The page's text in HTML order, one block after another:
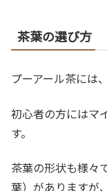
茶葉の選び方
プーアール茶には
初心者の方にはマ
す。
茶葉の形状も様々
葉）がありますが